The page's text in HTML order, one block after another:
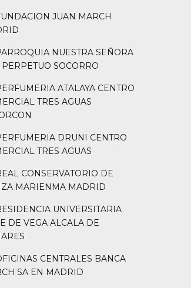
JUAN MARCH
NUESTRA SEÑORA
SOCORRO
ATALAYA CENTRO
TRES AGUAS
DRUNI CENTRO
TRES AGUAS
CONSERVATORIO DE
MARIENMA MADRID
UNIVERSITARIA
DE VEGA ALCALA DE
CENTRALES BANCA
SA EN MADRID